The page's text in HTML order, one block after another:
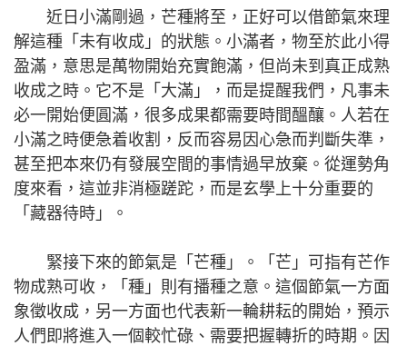
近日小滿剛過，芒種將至，正好可以借節氣來理
解這種「未有收成」的狀態。小滿者，物至於此小得
盈滿，意思是萬物開始充實飽滿，但尚未到真正成熟
收成之時。它不是「大滿」，而是提醒我們，凡事未
必一開始便圓滿，很多成果都需要時間醞釀。人若在
小滿之時便急着收割，反而容易因心急而判斷失準，
甚至把本來仍有發展空間的事情過早放棄。從運勢角
度來看，這並非消極蹉跎，而是玄學上十分重要的
「藏器待時」。
緊接下來的節氣是「芒種」。「芒」可指有芒作
物成熟可收，「種」則有播種之意。這個節氣一方面
象徵收成，另一方面也代表新一輪耕耘的開始，預示
人們即將進入一個較忙碌、需要把握轉折的時期。因